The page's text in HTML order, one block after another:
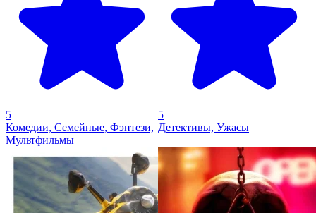
5
Комедии, Семейные, Фэнтези,
Мультфильмы
5
Детективы, Ужасы